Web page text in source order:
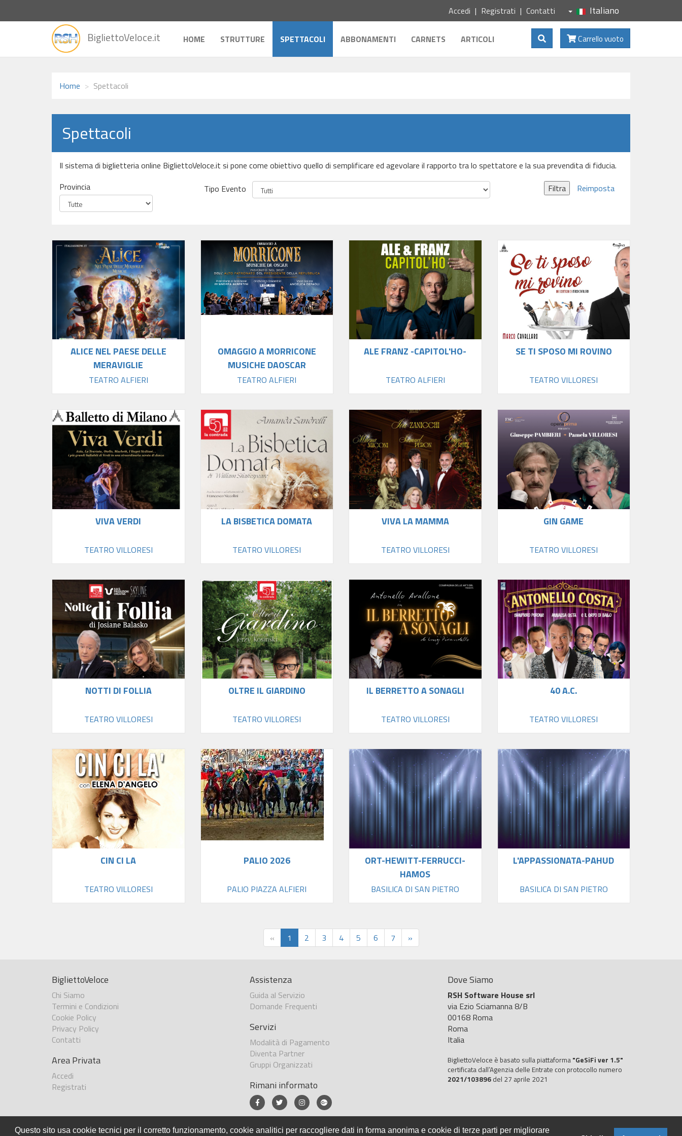
Questo sito usa cookie tecnici per il corretto funzionamento, cookie analitici per raccogliere dati in forma anonima e cookie di terze parti per migliorare
Accedi Registrati Contatti Italiano
alla
BigliettoVeloce.it HOME STRUTTURE SPETTACOLI ABBONAMENTI CARNETS ARTICOLI Carrello vuoto
Mostra Ricerca
Home Spettacoli
Spettacoli
Il sistema di biglietteria online BigliettoVeloce.it si pone come obiettivo quello di semplificare ed agevolare il rapporto tra lo spettatore e la sua prevendita di fiducia.
Provincia
Tipo Evento Filtra Reimposta
ALICE NEL PAESE DELLE
MERAVIGLIE
TEATRO ALFIERI
OMAGGIO A MORRICONE
MUSICHE DAOSCAR
TEATRO ALFIERI
ALE FRANZ -CAPITOL'HO-
TEATRO ALFIERI
SE TI SPOSO MI ROVINO
TEATRO VILLORESI
VIVA VERDI
TEATRO VILLORESI
LA BISBETICA DOMATA
TEATRO VILLORESI
VIVA LA MAMMA
TEATRO VILLORESI
GIN GAME
TEATRO VILLORESI
NOTTI DI FOLLIA
TEATRO VILLORESI
OLTRE IL GIARDINO
TEATRO VILLORESI
IL BERRETTO A SONAGLI
TEATRO VILLORESI
40 A.C.
TEATRO VILLORESI
CIN CI LA
TEATRO VILLORESI
PALIO 2026
PALIO PIAZZA ALFIERI
ORT-HEWITT-FERRUCCI-
HAMOS
BASILICA DI SAN PIETRO
L'APPASSIONATA-PAHUD
BASILICA DI SAN PIETRO
« 1 2 3 4 5 6 7 »
BigliettoVeloce
Chi Siamo
Termini e Condizioni
Cookie Policy
Privacy Policy
Contatti
Area Privata
Accedi
Registrati
Assistenza
Guida al Servizio
Domande Frequenti
Servizi
Modalità di Pagamento
Diventa Partner
Gruppi Organizzati
Rimani informato
Dove Siamo
RSH Software House srl
via Ezio Sciamanna 8/B
00168 Roma
Roma
Italia
BigliettoVeloce è basato sulla piattaforma "GeSiFi ver 1.5"
certificata dall’Agenzia delle Entrate con protocollo numero
2021/103896 del 27 aprile 2021